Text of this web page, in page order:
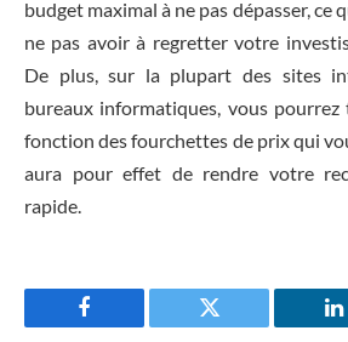
budget maximal à ne pas dépasser, ce
ne pas avoir à regretter votre
De plus, sur la plupart des sites
bureaux informatiques, vous
fonction des fourchettes de prix qui
aura pour effet de rendre votre
rapide.
Facebook Twitter